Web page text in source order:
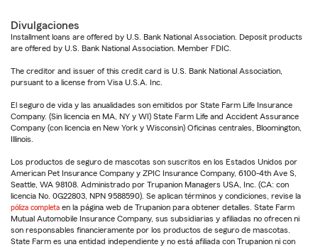
Divulgaciones
Installment loans are offered by U.S. Bank National Association. Deposit products
are offered by U.S. Bank National Association. Member FDIC.
The creditor and issuer of this credit card is U.S. Bank National Association,
pursuant to a license from Visa U.S.A. Inc.
El seguro de vida y las anualidades son emitidos por State Farm Life Insurance
Company. (Sin licencia en MA, NY y WI) State Farm Life and Accident Assurance
Company (con licencia en New York y Wisconsin) Oficinas centrales, Bloomington,
Illinois.
Los productos de seguro de mascotas son suscritos en los Estados Unidos por
American Pet Insurance Company y ZPIC Insurance Company, 6100-4th Ave S,
Seattle, WA 98108. Administrado por Trupanion Managers USA, Inc. (CA: con
licencia No. 0G22803, NPN 9588590). Se aplican términos y condiciones, revise la
póliza completa en la página web de Trupanion para obtener detalles. State Farm
Mutual Automobile Insurance Company, sus subsidiarias y afiliadas no ofrecen ni
son responsables financieramente por los productos de seguro de mascotas.
State Farm es una entidad independiente y no está afiliada con Trupanion ni con